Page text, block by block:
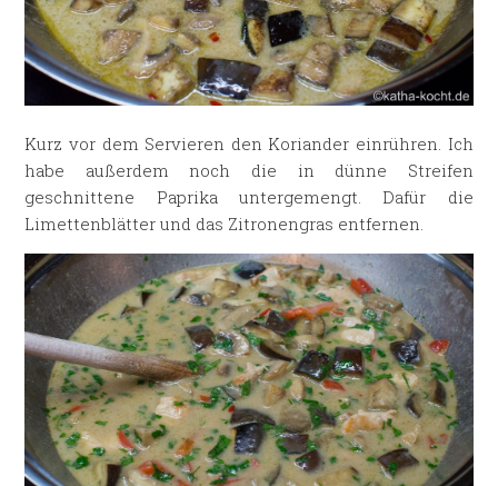
Kurz vor dem Servieren den Koriander einrühren. Ich
habe außerdem noch die in dünne Streifen
geschnittene Paprika untergemengt. Dafür die
Limettenblätter und das Zitronengras entfernen.